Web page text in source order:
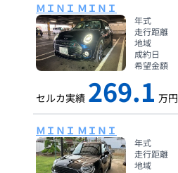
ＭＩＮＩ ＭＩＮＩ
年式
走行距離
地域
成約日
希望金額
セルカ実績 269.1 万円
ＭＩＮＩ ＭＩＮＩ
年式
走行距離
地域